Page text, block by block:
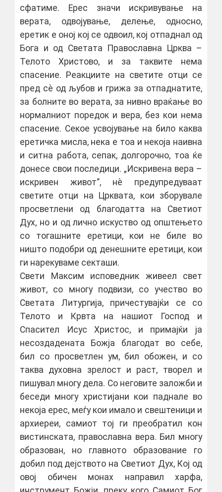
сфатиме. Ерес значи искривување на
верата, одвојување, делење, односно,
еретик е оној кој се одвоил, кој отпаднал од
Бога и од Светата Православна Црква –
Телото Христово, и за таквите нема
спасение. Реакциите на светите отци се
пред сѐ од љубов и грижа за отпаднатите,
за болните во верата, за нивно враќање во
нормалниот поредок и вера, без кои нема
спасение. Секое усвојување на било каква
еретичка мисла, нека е тоа и некоја наивна
и ситна работа, сепак, долгорочно, тоа ќе
донесе свои последици. „Искривена вера –
искривен живот“, нѐ предупредуваат
светите отци на Црквата, кои зборувале
просветлени од благодатта на Светиот
Дух, но и од лично искуство од општењето
со тогашните еретици, кои не биле во
ништо подобри од денешните еретици, кои
ги нарекуваме секташи.
Свети Максим исповедник живеел свет
живот, со многу подвизи, со учество во
Светата Литургија, причестувајќи се со
Телото и Крвта на нашиот Господ и
Спасител Исус Христос, и примајќи ја
несоздадената Божја благодат во себе,
бил со просветлен ум, бил обожен, и со
таква духовна зрелост и раст, творел и
пишувал многу дела. Со неговите заложби и
беседи многу христијани кои паднале во
некоја ерес, меѓу кои имало и свештеници и
архиереи, самиот тој ги преобратил кон
вистинската, православна вера. Бил многу
образован, но главното образование го
добил под дејството на Светиот Дух, Кој од
овој обичен монах направил харфа,